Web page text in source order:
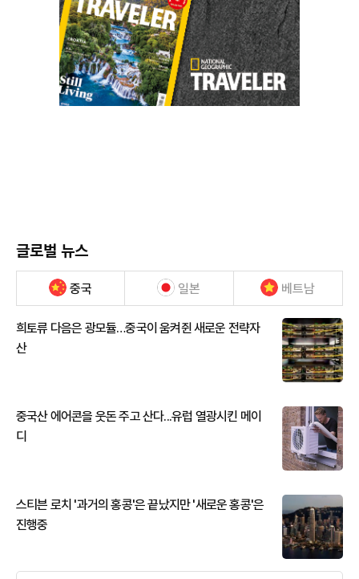
글로벌 뉴스
중국 일본 베트남
희토류 다음은 광모듈…중국이 움켜쥔 새로운 전략자
산
중국산 에어콘을 웃돈 주고 산다...유럽 열광시킨 메이
디
스티븐 로치 '과거의 홍콩'은 끝났지만 '새로운 홍콩'은
진행중